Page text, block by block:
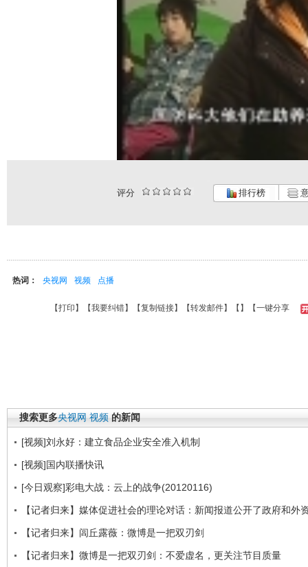
评分 排行榜
热词： 央视网 视频 点播
【打印 】【我要纠错】【复制链接】【转发邮件】【 】 【一键分享
搜索更多央视网 视频 的新闻
[视频]刘永好：建立食品企业安全准入机制
[视频]国内联播快讯
[今日观察]彩电大战：云上的战争(20120116)
【记者归来】媒体促进社会的理论对话：新闻报道公开了政府和外
【记者归来】闾丘露薇：微博是一把双刃剑
【记者归来】微博是一把双刃剑：不爱虚名，更关注节目质量